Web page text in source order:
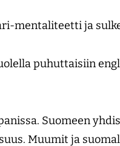
mentaliteetti ja
puhuttaisiin
Suomeen
Muumit ja